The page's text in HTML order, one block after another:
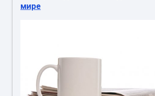
мире